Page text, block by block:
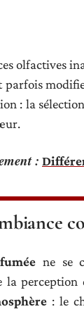
olfactives
parfois
: la
:
ne se
la perception
: le